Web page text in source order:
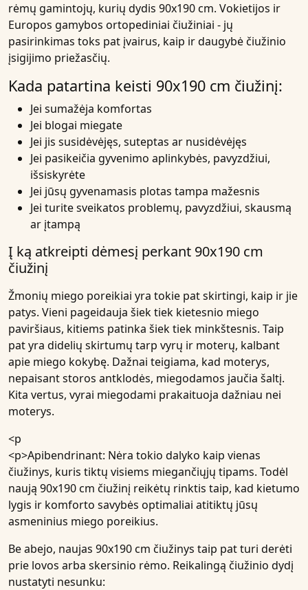
rėmų gamintojų, kurių dydis 90x190 cm. Vokietijos ir
Europos gamybos ortopediniai čiužiniai - jų
pasirinkimas toks pat įvairus, kaip ir daugybė čiužinio
įsigijimo priežasčių.
Kada patartina keisti 90x190 cm čiužinį:
Jei sumažėja komfortas
Jei blogai miegate
Jei jis susidėvėjęs, suteptas ar nusidėvėjęs
Jei pasikeičia gyvenimo aplinkybės, pavyzdžiui,
išsiskyrėte
Jei jūsų gyvenamasis plotas tampa mažesnis
Jei turite sveikatos problemų, pavyzdžiui, skausmą
ar įtampą
Į ką atkreipti dėmesį perkant 90x190 cm
čiužinį
Žmonių miego poreikiai yra tokie pat skirtingi, kaip ir jie
patys. Vieni pageidauja šiek tiek kietesnio miego
paviršiaus, kitiems patinka šiek tiek minkštesnis. Taip
pat yra didelių skirtumų tarp vyrų ir moterų, kalbant
apie miego kokybę. Dažnai teigiama, kad moterys,
nepaisant storos antklodės, miegodamos jaučia šaltį.
Kita vertus, vyrai miegodami prakaituoja dažniau nei
moterys.
<p
<p>Apibendrinant: Nėra tokio dalyko kaip vienas
čiužinys, kuris tiktų visiems miegančiųjų tipams. Todėl
naują 90x190 cm čiužinį reikėtų rinktis taip, kad kietumo
lygis ir komforto savybės optimaliai atitiktų jūsų
asmeninius miego poreikius.
Be abejo, naujas 90x190 cm čiužinys taip pat turi derėti
prie lovos arba skersinio rėmo. Reikalingą čiužinio dydį
nustatyti nesunku: